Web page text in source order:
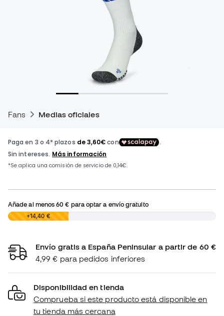
Fans Medias oficiales
Añade al menos60 € para optar a envío gratuito
0,00 €+14,40 €
Envío gratis a España Peninsular a partir de 60 €
4,99 € para pedidos inferiores
Disponibilidad en tienda
Comprueba si este producto está disponible en
tu tienda más cercana